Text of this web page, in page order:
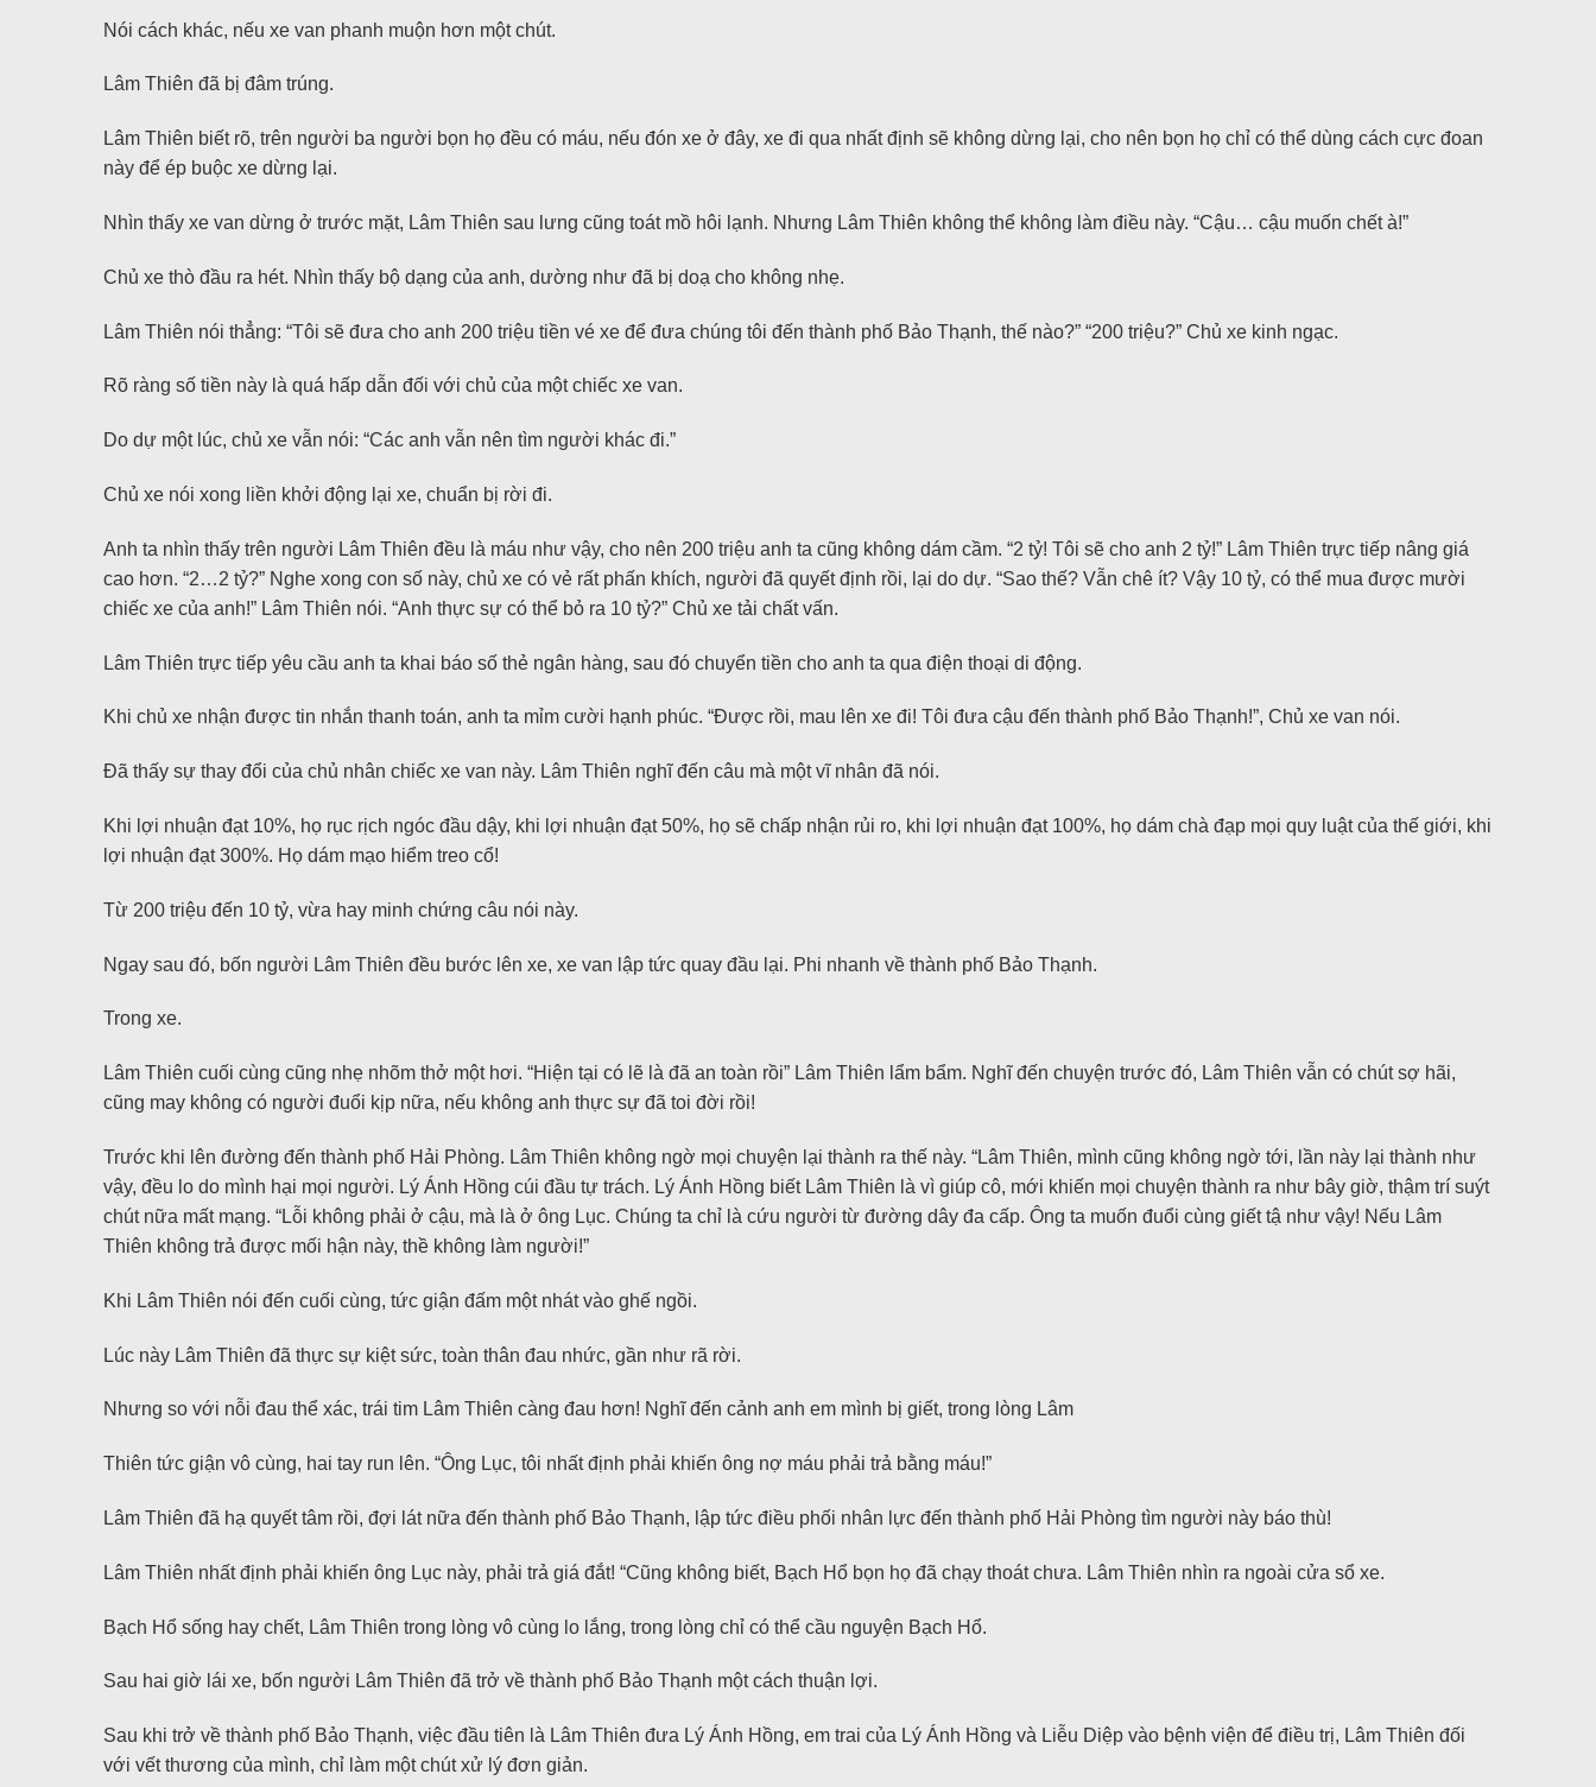
Nói cách khác, nếu xe van phanh muộn hơn một chút.
Lâm Thiên đã bị đâm trúng.
Lâm Thiên biết rõ, trên người ba người bọn họ đều có máu, nếu đón xe ở đây, xe đi qua nhất định sẽ không dừng lại, cho nên bọn họ chỉ có thể dùng cách cực đoan
này để ép buộc xe dừng lại.
Nhìn thấy xe van dừng ở trước mặt, Lâm Thiên sau lưng cũng toát mồ hôi lạnh. Nhưng Lâm Thiên không thể không làm điều này. “Cậu… cậu muốn chết à!”
Chủ xe thò đầu ra hét. Nhìn thấy bộ dạng của anh, dường như đã bị doạ cho không nhẹ.
Lâm Thiên nói thẳng: “Tôi sẽ đưa cho anh 200 triệu tiền vé xe để đưa chúng tôi đến thành phố Bảo Thạnh, thế nào?” “200 triệu?” Chủ xe kinh ngạc.
Rõ ràng số tiền này là quá hấp dẫn đối với chủ của một chiếc xe van.
Do dự một lúc, chủ xe vẫn nói: “Các anh vẫn nên tìm người khác đi.”
Chủ xe nói xong liền khởi động lại xe, chuẩn bị rời đi.
Anh ta nhìn thấy trên người Lâm Thiên đều là máu như vậy, cho nên 200 triệu anh ta cũng không dám cầm. “2 tỷ! Tôi sẽ cho anh 2 tỷ!” Lâm Thiên trực tiếp nâng giá
cao hơn. “2…2 tỷ?” Nghe xong con số này, chủ xe có vẻ rất phấn khích, người đã quyết định rồi, lại do dự. “Sao thế? Vẫn chê ít? Vậy 10 tỷ, có thể mua được mười
chiếc xe của anh!” Lâm Thiên nói. “Anh thực sự có thể bỏ ra 10 tỷ?” Chủ xe tải chất vấn.
Lâm Thiên trực tiếp yêu cầu anh ta khai báo số thẻ ngân hàng, sau đó chuyển tiền cho anh ta qua điện thoại di động.
Khi chủ xe nhận được tin nhắn thanh toán, anh ta mỉm cười hạnh phúc. “Được rồi, mau lên xe đi! Tôi đưa cậu đến thành phố Bảo Thạnh!”, Chủ xe van nói.
Đã thấy sự thay đổi của chủ nhân chiếc xe van này. Lâm Thiên nghĩ đến câu mà một vĩ nhân đã nói.
Khi lợi nhuận đạt 10%, họ rục rịch ngóc đầu dậy, khi lợi nhuận đạt 50%, họ sẽ chấp nhận rủi ro, khi lợi nhuận đạt 100%, họ dám chà đạp mọi quy luật của thế giới, khi
lợi nhuận đạt 300%. Họ dám mạo hiểm treo cổ!
Từ 200 triệu đến 10 tỷ, vừa hay minh chứng câu nói này.
Ngay sau đó, bốn người Lâm Thiên đều bước lên xe, xe van lập tức quay đầu lại. Phi nhanh về thành phố Bảo Thạnh.
Trong xe.
Lâm Thiên cuối cùng cũng nhẹ nhõm thở một hơi. “Hiện tại có lẽ là đã an toàn rồi” Lâm Thiên lẩm bẩm. Nghĩ đến chuyện trước đó, Lâm Thiên vẫn có chút sợ hãi,
cũng may không có người đuổi kịp nữa, nếu không anh thực sự đã toi đời rồi!
Trước khi lên đường đến thành phố Hải Phòng. Lâm Thiên không ngờ mọi chuyện lại thành ra thế này. “Lâm Thiên, mình cũng không ngờ tới, lần này lại thành như
vậy, đều lo do mình hại mọi người. Lý Ánh Hồng cúi đầu tự trách. Lý Ánh Hồng biết Lâm Thiên là vì giúp cô, mới khiến mọi chuyện thành ra như bây giờ, thậm trí suýt
chút nữa mất mạng. “Lỗi không phải ở cậu, mà là ở ông Lục. Chúng ta chỉ là cứu người từ đường dây đa cấp. Ông ta muốn đuổi cùng giết tậ như vậy! Nếu Lâm
Thiên không trả được mối hận này, thề không làm người!”
Khi Lâm Thiên nói đến cuối cùng, tức giận đấm một nhát vào ghế ngồi.
Lúc này Lâm Thiên đã thực sự kiệt sức, toàn thân đau nhức, gần như rã rời.
Nhưng so với nỗi đau thể xác, trái tim Lâm Thiên càng đau hơn! Nghĩ đến cảnh anh em mình bị giết, trong lòng Lâm
Thiên tức giận vô cùng, hai tay run lên. “Ông Lục, tôi nhất định phải khiến ông nợ máu phải trả bằng máu!”
Lâm Thiên đã hạ quyết tâm rồi, đợi lát nữa đến thành phố Bảo Thạnh, lập tức điều phối nhân lực đến thành phố Hải Phòng tìm người này báo thù!
Lâm Thiên nhất định phải khiến ông Lục này, phải trả giá đắt! “Cũng không biết, Bạch Hổ bọn họ đã chạy thoát chưa. Lâm Thiên nhìn ra ngoài cửa sổ xe.
Bạch Hổ sống hay chết, Lâm Thiên trong lòng vô cùng lo lắng, trong lòng chỉ có thể cầu nguyện Bạch Hổ.
Sau hai giờ lái xe, bốn người Lâm Thiên đã trở về thành phố Bảo Thạnh một cách thuận lợi.
Sau khi trở về thành phố Bảo Thạnh, việc đầu tiên là Lâm Thiên đưa Lý Ánh Hồng, em trai của Lý Ánh Hồng và Liễu Diệp vào bệnh viện để điều trị, Lâm Thiên đối
với vết thương của mình, chỉ làm một chút xử lý đơn giản.